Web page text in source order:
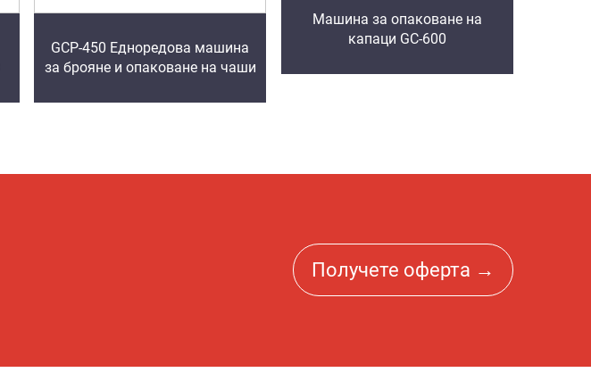
GCP-450 Едноредова машина
за брояне и опаковане на чаши
Машина за опаковане на
капаци GC-600
Получете оферта →